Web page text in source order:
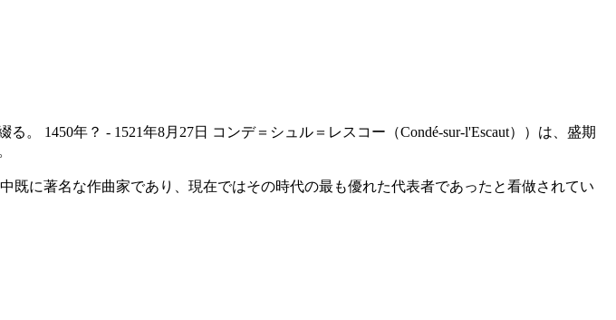
る。 1450年？ - 1521年8月27日 コンデ＝シュル＝レスコー（Condé-sur-l'Escaut））は、盛期
に著名な作曲家であり、現在ではその時代の最も優れた代表者であったと看做されてい